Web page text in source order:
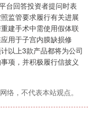
回答投资者提问时表
监管要求履行有关进展
建手术中需使用假体联
用于子宫内膜缺损修
以上3款产品都将为公司
项，并积极履行信披义
络，不代表本站观点。